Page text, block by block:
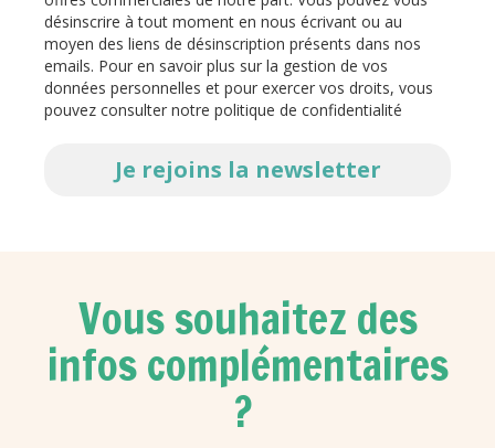
désinscrire à tout moment en nous écrivant ou au
moyen des liens de désinscription présents dans nos
emails. Pour en savoir plus sur la gestion de vos
données personnelles et pour exercer vos droits, vous
pouvez consulter notre politique de confidentialité
Je rejoins la newsletter
Vous souhaitez des
infos complémentaires
?